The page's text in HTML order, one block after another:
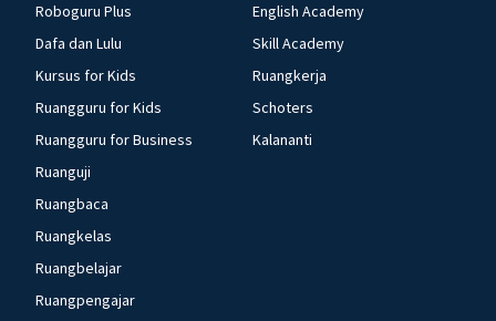
Roboguru Plus
Dafa dan Lulu
Kursus for Kids
Ruangguru for Kids
Ruangguru for Business
Ruanguji
Ruangbaca
Ruangkelas
Ruangbelajar
Ruangpengajar
English Academy
Skill Academy
Ruangkerja
Schoters
Kalananti